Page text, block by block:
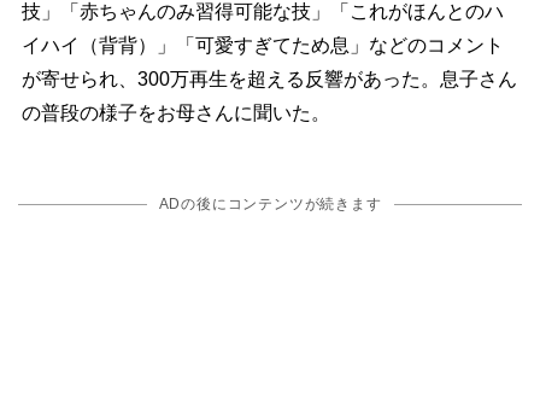
技」「赤ちゃんのみ習得可能な技」「これがほんとのハ
イハイ（背背）」「可愛すぎてため息」などのコメント
が寄せられ、300万再生を超える反響があった。息子さん
の普段の様子をお母さんに聞いた。
ADの後にコンテンツが続きます